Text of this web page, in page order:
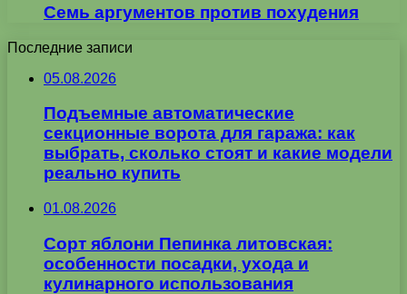
Семь аргументов против похудения
Последние записи
05.08.2026
Подъемные автоматические
секционные ворота для гаража: как
выбрать, сколько стоят и какие модели
реально купить
01.08.2026
Сорт яблони Пепинка литовская:
особенности посадки, ухода и
кулинарного использования